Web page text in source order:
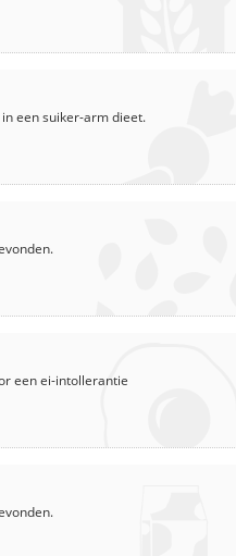
een suiker-arm dieet.
een ei-intollerantie